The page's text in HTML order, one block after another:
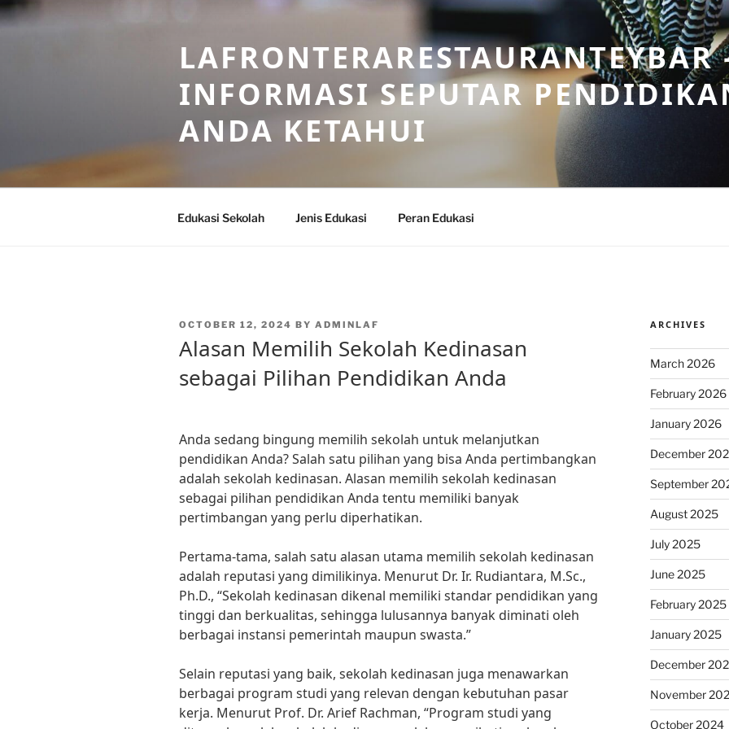
Skip
to
LAFRONTERARESTAURANTEYBAR
INFORMASI SEPUTAR
ANDA KETAHUI
Edukasi Sekolah Jenis Edukasi Peran Edukasi
POSTED
OCTOBER 12, 2024 BY ADMINLAF
Alasan Memilih Sekolah Kedinasan
sebagai Pilihan Pendidikan Anda
Anda sedang bingung memilih sekolah untuk melanjutkan
pendidikan Anda? Salah satu pilihan yang bisa Anda pertimbangkan
adalah sekolah kedinasan. Alasan memilih sekolah kedinasan
sebagai pilihan pendidikan Anda tentu memiliki banyak
pertimbangan yang perlu diperhatikan.
Pertama-tama, salah satu alasan utama memilih sekolah kedinasan
adalah reputasi yang dimilikinya. Menurut Dr. Ir. Rudiantara, M.Sc.,
Ph.D., “Sekolah kedinasan dikenal memiliki standar pendidikan yang
tinggi dan berkualitas, sehingga lulusannya banyak diminati oleh
berbagai instansi pemerintah maupun swasta.”
Selain reputasi yang baik, sekolah kedinasan juga menawarkan
berbagai program studi yang relevan dengan kebutuhan pasar
kerja. Menurut Prof. Dr. Arief Rachman, “Program studi yang
ARCHIVES
March 2026
February 2026
January 2026
December
September
August 2025
July 2025
June 2025
February 2025
January 2025
December
November
October 2024